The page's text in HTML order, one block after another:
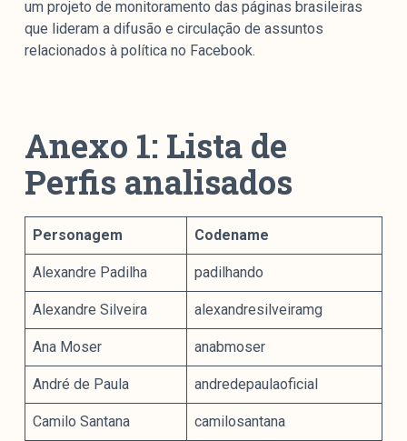
um projeto de monitoramento das páginas brasileiras
que lideram a difusão e circulação de assuntos
relacionados à política no Facebook.
Anexo 1: Lista de
Perfis analisados
Personagem Codename
Alexandre Padilha padilhando
Alexandre Silveira alexandresilveiramg
Ana Moser anabmoser
André de Paula andredepaulaoficial
Camilo Santana camilosantana